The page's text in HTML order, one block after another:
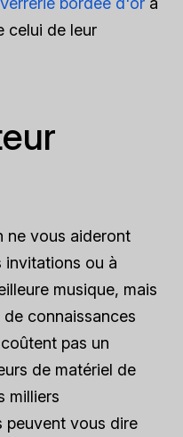
celui de leur
ne vous aideront
invitations ou à
musique, mais
connaissances
pas un
de matériel de
milliers
peuvent vous dire